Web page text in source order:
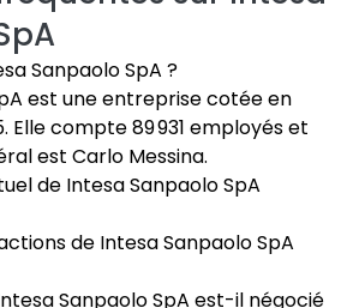
Sanpaolo SpA ?
est une entreprise cotée en
Elle compte 89 931 employés et
est Carlo Messina.
de Intesa Sanpaolo SpA
de Intesa Sanpaolo SpA
Sanpaolo SpA est-il négocié